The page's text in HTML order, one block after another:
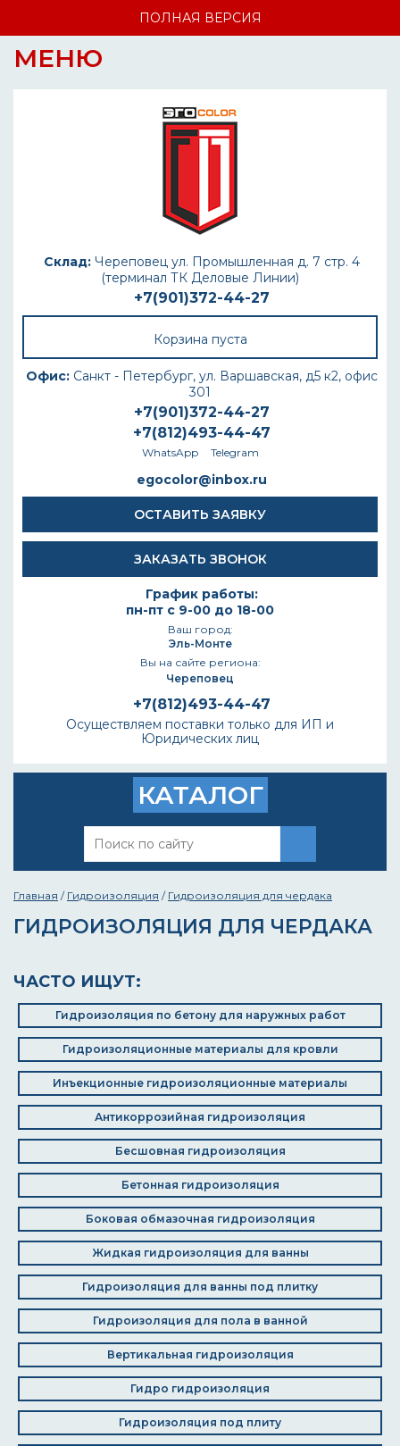
ПОЛНАЯ ВЕРСИЯ
МЕНЮ
Склад: Череповец ул. Промышленная д. 7 стр. 4
(терминал ТК Деловые Линии)
+7(901)372-44-27
Корзина пуста
Офис: Санкт - Петербург, ул. Варшавская, д5 к2, офис
301
+7(901)372-44-27
+7(812)493-44-47
WhatsApp Telegram
egocolor@inbox.ru
ОСТАВИТЬ ЗАЯВКУ
ЗАКАЗАТЬ ЗВОНОК
График работы:
пн-пт с 9-00 до 18-00
Ваш город:
Эль-Монте
Вы на сайте региона:
Череповец
+7(812)493-44-47
Осуществляем поставки только для ИП и
Юридических лиц
КАТАЛОГ
Главная / Гидроизоляция / Гидроизоляция для чердака
ГИДРОИЗОЛЯЦИЯ ДЛЯ ЧЕРДАКА
ЧАСТО ИЩУТ:
Гидроизоляция по бетону для наружных работ
Гидроизоляционные материалы для кровли
Инъекционные гидроизоляционные материалы
Антикоррозийная гидроизоляция
Бесшовная гидроизоляция
Бетонная гидроизоляция
Боковая обмазочная гидроизоляция
Жидкая гидроизоляция для ванны
Гидроизоляция для ванны под плитку
Гидроизоляция для пола в ванной
Вертикальная гидроизоляция
Гидро гидроизоляция
Гидроизоляция под плиту